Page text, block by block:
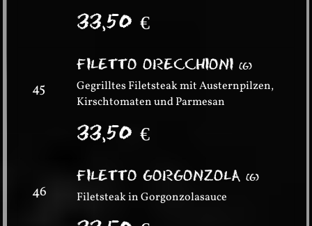
33,50€
45
FILETTO ORECCHIONI(G)
Gegrilltes Filetsteak mit Austernpilzen,
Kirschtomaten und Parmesan
33,50€
46
FILETTO GORGONZOLA(G)
Filetsteak in Gorgonzolasauce